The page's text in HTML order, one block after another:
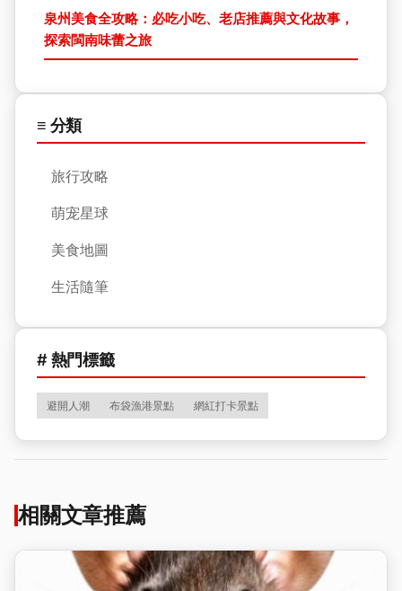
泉州美食全攻略：必吃小吃、老店推薦與文化故事，
探索閩南味蕾之旅
≡ 分類
旅行攻略
萌宠星球
美食地圖
生活隨筆
# 熱門標籤
避開人潮 布袋漁港景點 網紅打卡景點
相關文章推薦